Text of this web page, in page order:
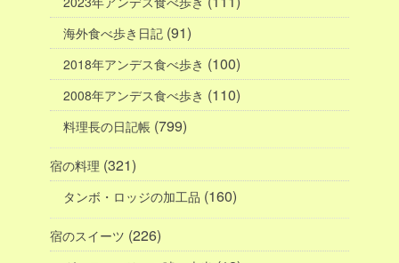
海外食べ歩き日記 (91)
2018年アンデス食べ歩き (100)
2008年アンデス食べ歩き (110)
料理長の日記帳 (799)
宿の料理 (321)
タンボ・ロッジの加工品 (160)
宿のスイーツ (226)